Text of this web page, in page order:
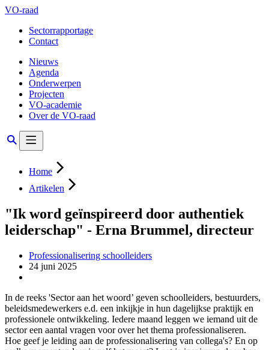
VO-raad
Sectorrapportage
Contact
Nieuws
Agenda
Onderwerpen
Projecten
VO-academie
Over de VO-raad
Home
Artikelen
"Ik word geïnspireerd door authentiek
leiderschap" - Erna Brummel, directeur
Professionalisering schoolleiders
24 juni 2025
In de reeks 'Sector aan het woord’ geven schoolleiders, bestuurders,
beleidsmedewerkers e.d. een inkijkje in hun dagelijkse praktijk en
professionele ontwikkeling. Iedere maand leggen we iemand uit de
sector een aantal vragen voor over het thema professionaliseren.
Hoe geef je leiding aan de professionalisering van collega's? En op